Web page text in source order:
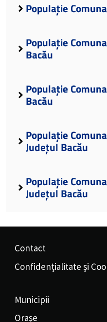
Populație
Populație
Bacău
Populație
Bacău
Populație
Județul Bacău
Populație
Județul Bacău
Contact
Confidențialitate și
Municipii
Orașe